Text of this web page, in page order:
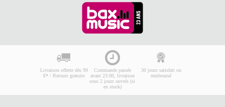
Livraison offerte dès 99
€* / Retours gratuits
Commande passée
avant 23:00, livraison
sous 2 jours ouvrés (si
en stock)
30 jours satisfait ou
remboursé